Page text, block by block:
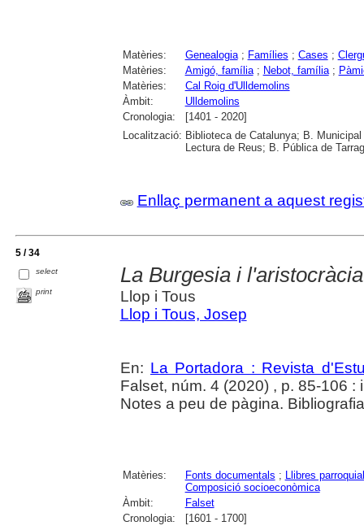
Matèries: Genealogia; Famílies ; Cases ;
Matèries:
Amigó, família; Nebot, família;
Matèries:
Cal Roig d'Ulldemolins
Àmbit:
Ulldemolins
Cronologia:
[1401 - 2020]
Localització: Biblioteca de Catalunya; B.
Lectura de Reus; B. Pública de
Enllaç permanent a aquest
5 / 34
select
print
La Burgesia i
Llop i Tous
Llop i Tous, Josep
En: La Portadora : Revista
Falset, núm. 4 (2020) , p. 85-106 :
Notes a peu de pàgina.
Matèries: Fonts documentals ; Llibres
Composició socioeconòmica
Àmbit:
Falset
Cronologia:
[1601 - 1700]